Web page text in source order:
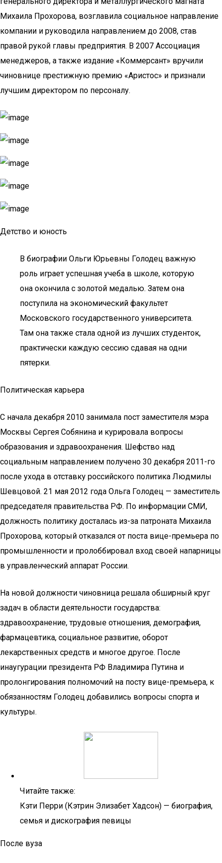
Михаила Прохорова, возглавила социальное направление
компании и руководила направлением до 2008, став
правой рукой главы предприятия. В 2007 Ассоциация
менеджеров, а также издание «Коммерсант» вручили
чиновнице престижную премию «Аристос» и признали
лучшим директором по персоналу.
Детство и юность
В биографии Ольги Юрьевны Голодец важную
роль играет успешная учеба в школе, которую
она окончила с золотой медалью. Затем она
поступила на экономический факультет
Московского государственного университета.
Там она также стала одной из лучших студенток,
практически каждую сессию сдавая на одни
пятерки.
Политическая карьера
С начала декабря 2010 занимала пост заместителя мэра
Москвы Сергея Собянина и курировала вопросы
образования и здравоохранения. Шефство над
социальным направлением получено 30 декабря 2011-го
после ухода в отставку российского политика Людмилы
Шевцовой. 21 мая 2012 года Ольга Голодец — заместитель
председателя правительства РФ. По информации СМИ,
должность политику досталась из-за патроната Михаила
Прохорова, который отказался от поста вице-премьера по
промышленности и пролоббировал вход своей напарницы
в управленческий аппарат России.
На новой должности чиновница решала обширный круг
задач в области деятельности государства:
здравоохранение, трудовые отношения, демография,
фармацевтика, социальное развитие, оборот
лекарственных средств и многое другое. После
инаугурации президента РФ Владимира Путина и
пролонгирования полномочий на посту вице-премьера, к
обязанностям Голодец добавились вопросы спорта и
культуры.
Читайте также:
Кэти Перри (Кэтрин Элизабет Хадсон) — биография,
семья и дискография певицы
После вуза